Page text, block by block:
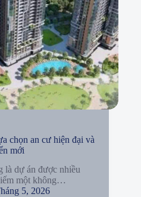
chọn an cư hiện đại và
mới
là dự án được nhiều
một không…
5, 2026